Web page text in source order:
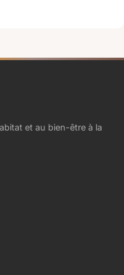
et au bien-être à la